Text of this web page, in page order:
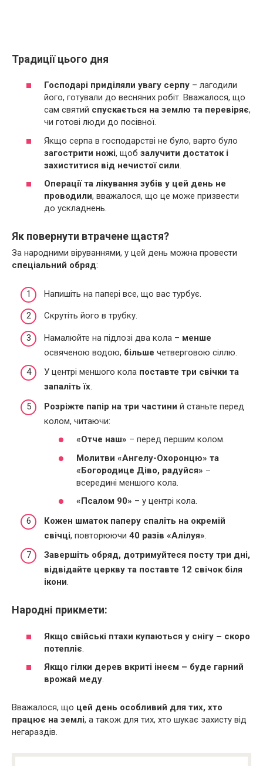
Традиції цього дня
Господарі приділяли увагу серпу – лагодили
його, готували до весняних робіт. Вважалося, що
сам святий спускається на землю та перевіряє,
чи готові люди до посівної.
Якщо серпа в господарстві не було, варто було
загострити ножі, щоб залучити достаток і
захиститися від нечистої сили.
Операції та лікування зубів у цей день не
проводили, вважалося, що це може призвести
до ускладнень.
Як повернути втрачене щастя?
За народними віруваннями, у цей день можна провести
спеціальний обряд:
Напишіть на папері все, що вас турбує.
Скрутіть його в трубку.
Намалюйте на підлозі два кола – менше
освяченою водою, більше четверговою сіллю.
У центрі меншого кола поставте три свічки та
запаліть їх.
Розріжте папір на три частини й станьте перед
колом, читаючи:
«Отче наш» – перед першим колом.
Молитви «Ангелу-Охоронцю» та
«Богородице Діво, радуйся» –
всередині меншого кола.
«Псалом 90» – у центрі кола.
Кожен шматок паперу спаліть на окремій
свічці, повторюючи 40 разів «Алілуя».
Завершіть обряд, дотримуйтеся посту три дні,
відвідайте церкву та поставте 12 свічок біля
ікони.
Народні прикмети:
Якщо свійські птахи купаються у снігу – скоро
потепліє.
Якщо гілки дерев вкриті інеєм – буде гарний
врожай меду.
Вважалося, що цей день особливий для тих, хто
працює на землі, а також для тих, хто шукає захисту від
негараздів.